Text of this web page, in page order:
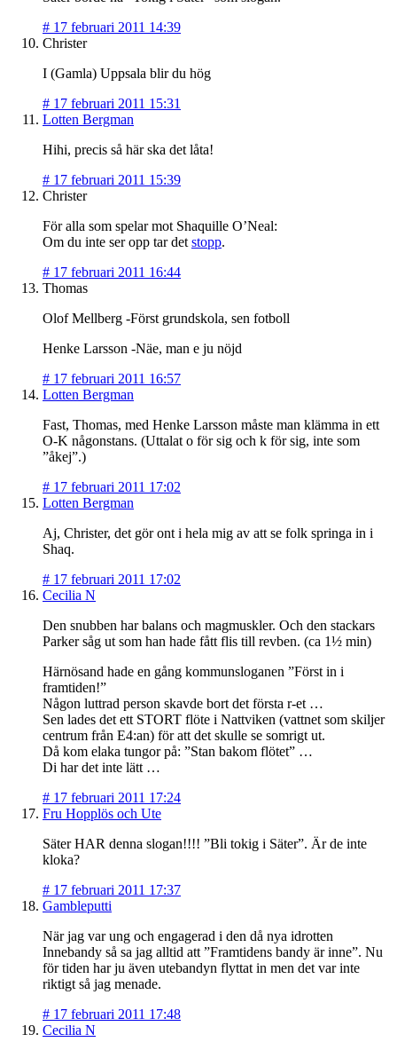
# 17 februari 2011 14:39
Christer
I (Gamla) Uppsala blir du hög
# 17 februari 2011 15:31
Lotten Bergman
Hihi, precis så här ska det låta!
# 17 februari 2011 15:39
Christer
För alla som spelar mot Shaquille O’Neal:
Om du inte ser opp tar det stopp.
# 17 februari 2011 16:44
Thomas
Olof Mellberg -Först grundskola, sen fotboll
Henke Larsson -Näe, man e ju nöjd
# 17 februari 2011 16:57
Lotten Bergman
Fast, Thomas, med Henke Larsson måste man klämma in ett
O-K någonstans. (Uttalat o för sig och k för sig, inte som
”åkej”.)
# 17 februari 2011 17:02
Lotten Bergman
Aj, Christer, det gör ont i hela mig av att se folk springa in i
Shaq.
# 17 februari 2011 17:02
Cecilia N
Den snubben har balans och magmuskler. Och den stackars
Parker såg ut som han hade fått flis till revben. (ca 1½ min)
Härnösand hade en gång kommunsloganen ”Först in i
framtiden!”
Någon luttrad person skavde bort det första r-et …
Sen lades det ett STORT flöte i Nattviken (vattnet som skiljer
centrum från E4:an) för att det skulle se somrigt ut.
Då kom elaka tungor på: ”Stan bakom flötet” …
Di har det inte lätt …
# 17 februari 2011 17:24
Fru Hopplös och Ute
Säter HAR denna slogan!!!! ”Bli tokig i Säter”. Är de inte
kloka?
# 17 februari 2011 17:37
Gambleputti
När jag var ung och engagerad i den då nya idrotten
Innebandy så sa jag alltid att ”Framtidens bandy är inne”. Nu
för tiden har ju även utebandyn flyttat in men det var inte
riktigt så jag menade.
# 17 februari 2011 17:48
Cecilia N